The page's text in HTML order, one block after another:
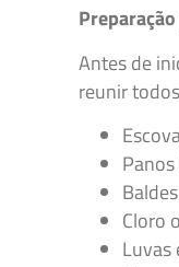
Antes de
reunir
Baldes
Cloro
Luvas